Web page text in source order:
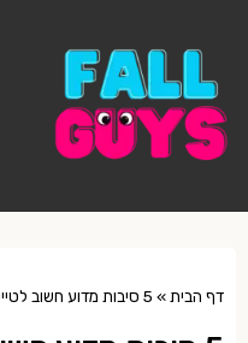
דף הבית» 5 סיבות מדוע חשוב לטייל עם ילדים